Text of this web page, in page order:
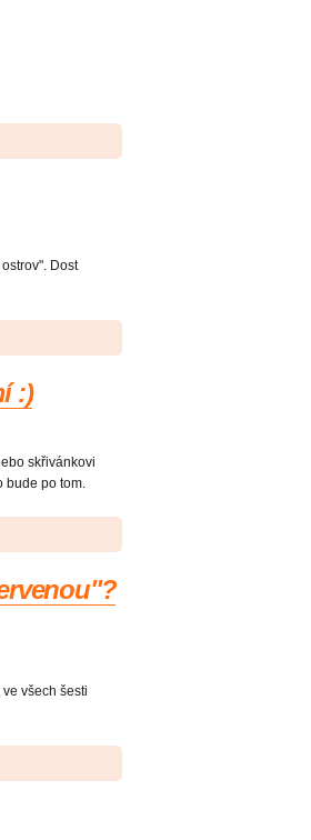
Dost
:)
skřivánkovi
bude po tom.
všech šesti